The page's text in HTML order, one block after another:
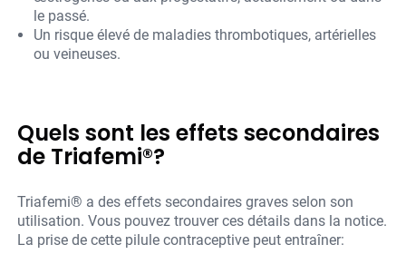
le passé.
Un risque élevé de maladies thrombotiques, artérielles
ou veineuses.
Quels sont les effets secondaires
de Triafemi®?
Triafemi® a des effets secondaires graves selon son
utilisation. Vous pouvez trouver ces détails dans la notice.
La prise de cette pilule contraceptive peut entraîner: